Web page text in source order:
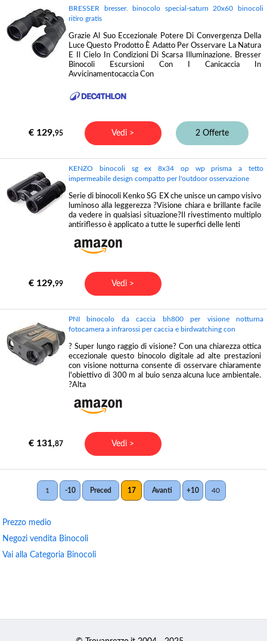
BRESSER bresser. binocolo special-saturn 20x60 binocoli
ritiro gratis
Grazie Al Suo Eccezionale Potere Di Convergenza Della
Luce Questo Prodotto È Adatto Per Osservare La Natura
E Il Cielo In Condizioni Di Scarsa Illuminazione. Bresser
Binocoli Escursioni Con I Canicaccia In
Avvicinamentocaccia Con
€ 129,95 Vedi > 2 Offerte
KENZO binocoli sg ex 8x34 op wp prisma a tetto
impermeabile design compatto per l'outdoor osservazione
Serie di binocoli Kenko SG EX che unisce un campo visivo
luminoso alla leggerezza ?Visione chiara e brillante facile
da vedere in qualsiasi situazione?Il rivestimento multiplo
antiriflesso è applicato a tutte le superfici delle lenti
€ 129,99 Vedi >
PNI binocolo da caccia bh800 per visione notturna
fotocamera a infrarossi per caccia e birdwatching con
? Super lungo raggio di visione? Con una chiarezza ottica
eccezionale questo binocolo digitale ad alte prestazioni
con visione notturna consente di osservare chiaramente
l'obiettivo di 300 m al buio senza alcuna luce ambientale.
?Alta
€ 131,87 Vedi >
1 -10 Preced 17 Avanti +10 40
Prezzo medio
Negozi vendita Binocoli
Vai alla Categoria Binocoli